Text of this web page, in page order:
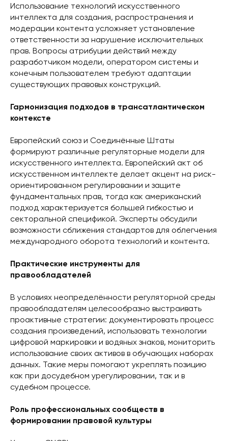
Использование технологий искусственного
интеллекта для создания, распространения и
модерации контента усложняет установление
ответственности за нарушение исключительных
прав. Вопросы атрибуции действий между
разработчиком модели, оператором системы и
конечным пользователем требуют адаптации
существующих правовых конструкций.
Гармонизация подходов в трансатлантическом
контексте
Европейский союз и Соединённые Штаты
формируют различные регуляторные модели для
искусственного интеллекта. Европейский акт об
искусственном интеллекте делает акцент на риск-
ориентированном регулировании и защите
фундаментальных прав, тогда как американский
подход характеризуется большей гибкостью и
секторальной спецификой. Эксперты обсудили
возможности сближения стандартов для облегчения
международного оборота технологий и контента.
Практические инструменты для
правообладателей
В условиях неопределённости регуляторной среды
правообладателям целесообразно выстраивать
проактивные стратегии: документировать процесс
создания произведений, использовать технологии
цифровой маркировки и водяных знаков, мониторить
использование своих активов в обучающих наборах
данных. Такие меры помогают укреплять позицию
как при досудебном урегулировании, так и в
судебном процессе.
Роль профессиональных сообществ в
формировании правовой культуры